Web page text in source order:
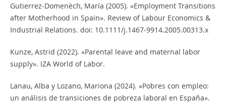
Gutierrez-Domenèch, María (2005). «Employment Transitions
after Motherhood in Spain». Review of Labour Economics &
Industrial Relations. doi: 10.1111/j.1467-9914.2005.00313.x
Kunze, Astrid (2022). «Parental leave and maternal labor
supply». IZA World of Labor.
Lanau, Alba y Lozano, Mariona (2024). «Pobres con empleo:
un análisis de transiciones de pobreza laboral en España».